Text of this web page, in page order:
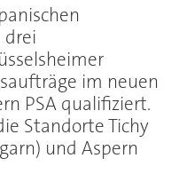
drei
im neuen
PSA qualifiziert.
Standorte Tichy
und Aspern